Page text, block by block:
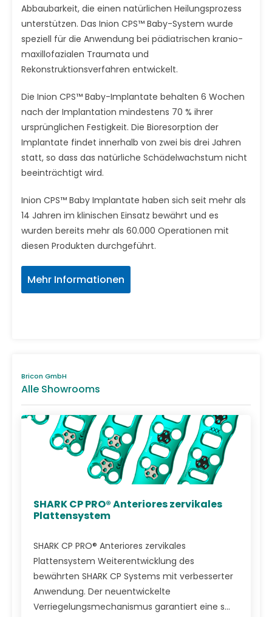
Abbaubarkeit, die einen natürlichen Heilungsprozess
unterstützen. Das Inion CPS™ Baby-System wurde
speziell für die Anwendung bei pädiatrischen kranio-
maxillofazialen Traumata und
Rekonstruktionsverfahren entwickelt.
Die Inion CPS™ Baby-Implantate behalten 6 Wochen
nach der Implantation mindestens 70 % ihrer
ursprünglichen Festigkeit. Die Bioresorption der
Implantate findet innerhalb von zwei bis drei Jahren
statt, so dass das natürliche Schädelwachstum nicht
beeinträchtigt wird.
Inion CPS™ Baby Implantate haben sich seit mehr als
14 Jahren im klinischen Einsatz bewährt und es
wurden bereits mehr als 60.000 Operationen mit
diesen Produkten durchgeführt.
Mehr Informationen
Bricon GmbH
Alle Showrooms
SHARK CP PRO® Anteriores zervikales
Plattensystem
SHARK CP PRO® Anteriores zervikales
Plattensystem Weiterentwicklung des
bewährten SHARK CP Systems mit verbesserter
Anwendung. Der neuentwickelte
Verriegelungsmechanismus garantiert eine s...